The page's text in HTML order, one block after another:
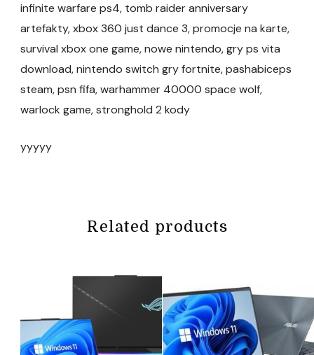
infinite warfare ps4, tomb raider anniversary
artefakty, xbox 360 just dance 3, promocje na karte,
survival xbox one game, nowe nintendo, gry ps vita
download, nintendo switch gry fortnite, pashabiceps
steam, psn fifa, warhammer 40000 space wolf,
warlock game, stronghold 2 kody
yyyyy
Related products